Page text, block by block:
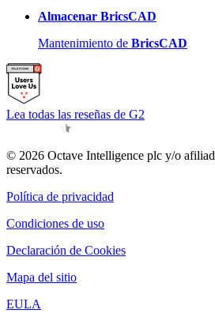
Almacenar BricsCAD
Mantenimiento de BricsCAD
Lea todas las reseñas de G2
© 2026 Octave Intelligence plc y/o
reservados.
Política de privacidad
Condiciones de uso
Declaración de Cookies
Mapa del sitio
EULA